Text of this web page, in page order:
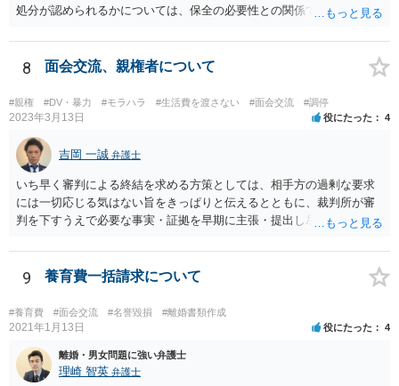
処分が認められるかについては、保全の必要性との関係でなんともい
す。 精神的なご負担も大きいと思いますが、担当の弁護士とよく相談
しながら手続を進めてください。
8 面会交流、親権者について
#親権 #DV・暴力 #モラハラ #生活費を渡さない #面会交流 #調停
2023年3月13日 役にたった 4
吉岡 一誠 弁護士
いち早く審判による終結を求める方策としては、相手方の過剰な要求
には一切応じる気はない旨をきっぱりと伝えるとともに、裁判所が審
判を下すうえで必要な事実・証拠を早期に主張・提出し尽くすという
ディーに進められる可能性もあるところなので、上記岡本先生がおっ
しゃるように、法テラスの利用も検討されるのが良いかと思います。
9 養育費一括請求について
#養育費 #面会交流 #名誉毀損 #離婚書類作成
2021年1月13日 役にたった 4
離婚・男女問題に強い弁護士
理崎 智英 弁護士